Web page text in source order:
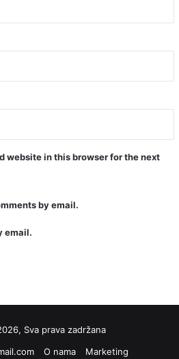
website in this browser for the next
by email.
email.
Sva prava zadržana
O nama Marketing